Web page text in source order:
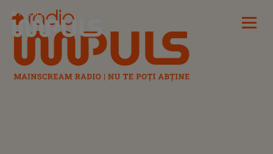
Radio Impuls